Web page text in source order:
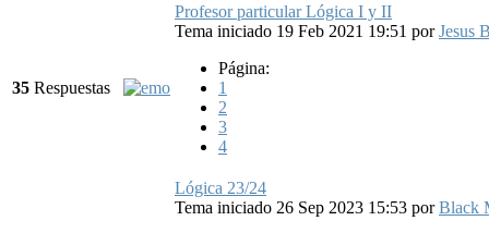
35 Respuestas
Profesor particular Lógica I y II
Tema iniciado 19 Feb 2021 19:51 porJesus
Página:
1
2
3
4
Lógica 23/24
Tema iniciado 26 Sep 2023 15:53 porBlack